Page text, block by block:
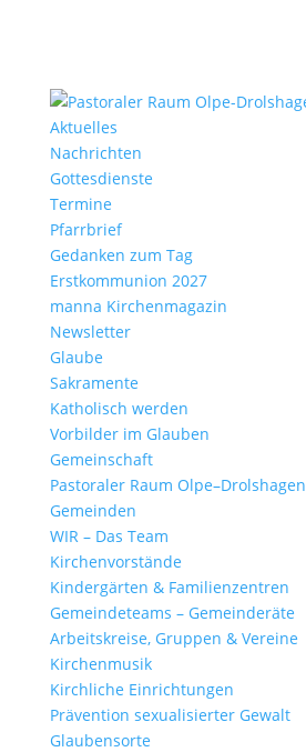
Aktu­elles
Nach­richten
Gottes­dienste
Termine
Pfarr­brief
Gedanken zum Tag
Erst­kom­mu­nion 2027
manna Kirchen­ma­gazin
News­letter
Glaube
Sakra­mente
Katho­lisch werden
Vorbilder im Glauben
Gemein­schaft
Pasto­raler Raum Olpe–Drolshagen
Gemeinden
WIR – Das Team
Kirchen­vor­stände
Kinder­gärten & Familienzentren
Gemein­de­teams – Gemeinderäte
Arbeits­kreise, Gruppen & Vereine
Kirchen­musik
Kirch­liche Einrichtungen
Präven­tion sexua­li­sierter Gewalt
Glau­ben­s­orte